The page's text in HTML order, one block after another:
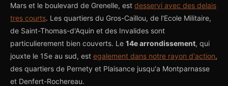
Mars et le boulevard de Grenelle, est desservi avec des delais
tres courts. Les quartiers du Gros-Caillou, de l'Ecole Militaire,
de Saint-Thomas-d'Aquin et des Invalides sont
particulierement bien couverts. Le 14e arrondissement, qui
jouxte le 15e au sud, est egalement dans notre rayon d'action,
des quartiers de Pernety et Plaisance jusqu'a Montparnasse
et Denfert-Rochereau.